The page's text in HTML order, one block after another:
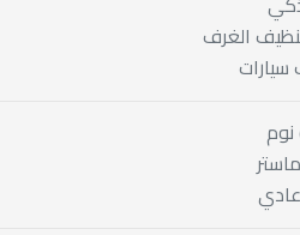
الغرف